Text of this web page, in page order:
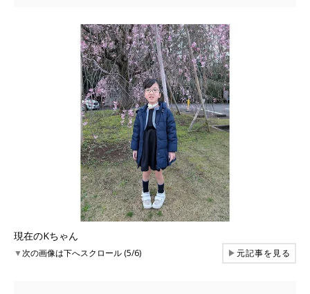
現在のKちゃん
▼次の画像は下へスクロール (5/6) ▶元記事を見る